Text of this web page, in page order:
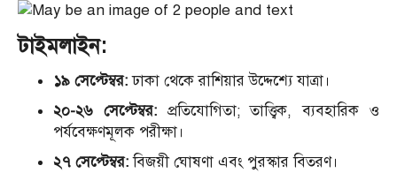
টাইমলাইন:
১৯ সেপ্টেম্বর:ঢাকা থেকে রাশিয়ার উদ্দেশ্যে যাত্রা।
২০-২৬ সেপ্টেম্বর:প্রতিযোগিতা; তাত্ত্বিক, ব্যবহারিক ও
পর্যবেক্ষণমূলক পরীক্ষা।
২৭ সেপ্টেম্বর:বিজয়ী ঘোষণা এবং পুরস্কার বিতরণ।